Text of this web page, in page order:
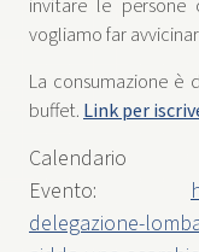
invitare le persone
vogliamo far
La consumazione è
buffet. Link per
Calendario
Evento:
delegazione-